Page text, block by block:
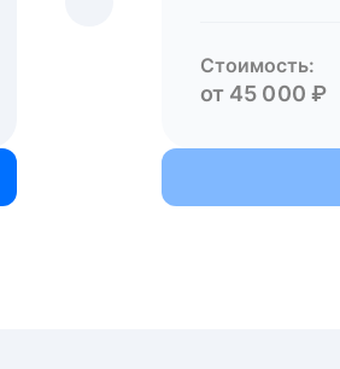
Стоимость:
от 45 000 ₽